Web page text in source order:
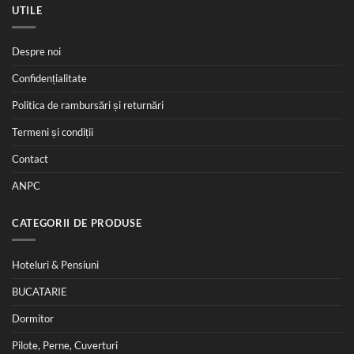
UTILE
Despre noi
Confidențialitate
Politica de rambursări și returnări
Termeni și condiții
Contact
ANPC
CATEGORII DE PRODUSE
Hoteluri & Pensiuni
BUCATARIE
Dormitor
Pilote, Perne, Cuverturi